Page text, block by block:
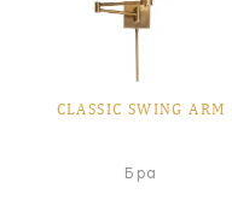
CLASSIC SWING ARM
Бра